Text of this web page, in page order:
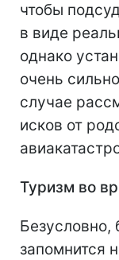
чтобы
в виде
однако
очень
случае
исков от
Туризм во
Безусловно,
запомнится